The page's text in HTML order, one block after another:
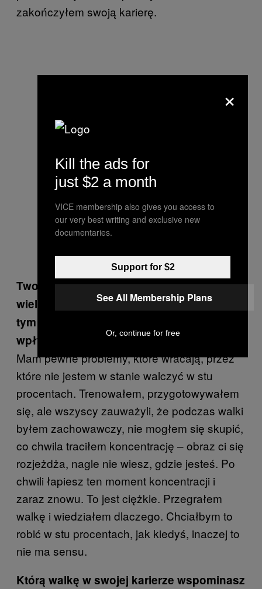
zakończyłem swoją karierę.
Twoja decyzja o zakończeniu kariery była
wielkim zaskoczeniem. Czy myślałeś o
tym już przed walką, w trakcie, czy może
wpłynął na to też jej wynik?
Mam pewne problemy, które wracają, przez
które nie jestem w stanie walczyć w stu
procentach. Trenowałem, przygotowywałem
się, ale wszyscy zauważyli, że podczas walki
byłem zachowawczy, nie mogłem się skupić,
co chwila traciłem koncentrację – obraz ci się
rozjeżdża, nagle nie wiesz, gdzie jesteś. Po
chwili łapiesz ten moment koncentracji i
zaraz znowu. To jest ciężkie. Przegrałem
walkę i wiedziałem dlaczego. Chciałbym to
robić w stu procentach, jak kiedyś, inaczej to
nie ma sensu.
Którą walkę w swojej karierze wspominasz
×
Kill the ads for
just $2 a month
VICE membership also gives you access to
our very best writing and exclusive new
documentaries.
Support for $2
See All Membership Plans
Or, continue for free